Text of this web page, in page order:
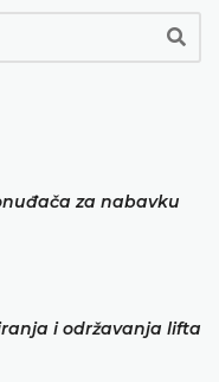
za nabavku
i održavanja lifta